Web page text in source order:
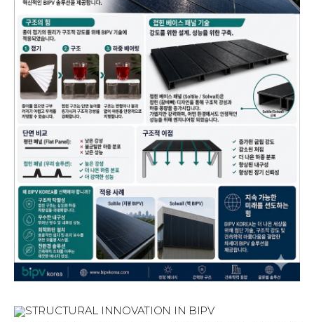
STRUCTURAL INNOVATION IN BIPV